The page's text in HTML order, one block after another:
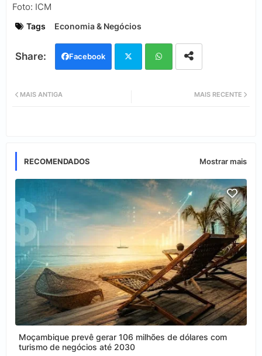
Foto: ICM
Tags Economia & Negócios
Facebook
MAIS RECENTE
MAIS ANTIGA
RECOMENDADOS Mostrar mais
Moçambique prevê gerar 106 milhões de dólares com
turismo de negócios até 2030